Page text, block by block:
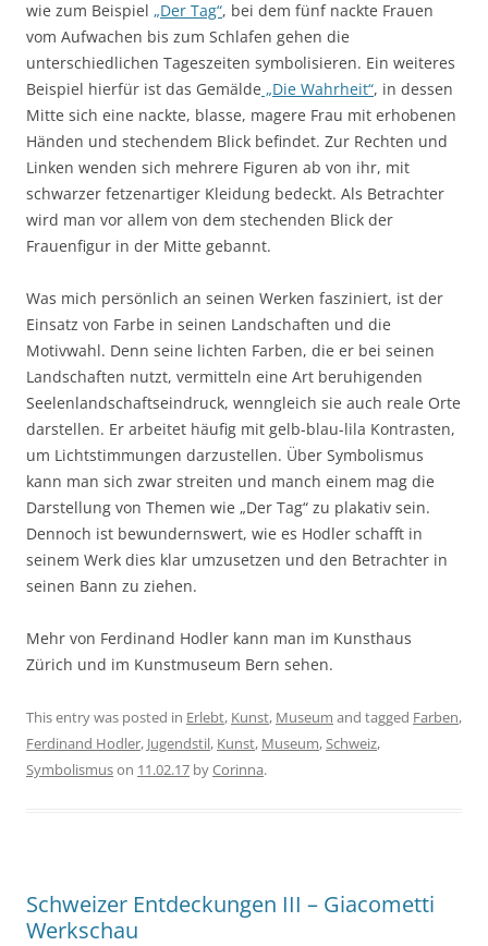
wie zum Beispiel „Der Tag“, bei dem fünf nackte Frauen
vom Aufwachen bis zum Schlafen gehen die
unterschiedlichen Tageszeiten symbolisieren. Ein weiteres
Beispiel hierfür ist das Gemälde „Die Wahrheit“, in dessen
Mitte sich eine nackte, blasse, magere Frau mit erhobenen
Händen und stechendem Blick befindet. Zur Rechten und
Linken wenden sich mehrere Figuren ab von ihr, mit
schwarzer fetzenartiger Kleidung bedeckt. Als Betrachter
wird man vor allem von dem stechenden Blick der
Frauenfigur in der Mitte gebannt.
Was mich persönlich an seinen Werken fasziniert, ist der
Einsatz von Farbe in seinen Landschaften und die
Motivwahl. Denn seine lichten Farben, die er bei seinen
Landschaften nutzt, vermitteln eine Art beruhigenden
Seelenlandschaftseindruck, wenngleich sie auch reale Orte
darstellen. Er arbeitet häufig mit gelb-blau-lila Kontrasten,
um Lichtstimmungen darzustellen. Über Symbolismus
kann man sich zwar streiten und manch einem mag die
Darstellung von Themen wie „Der Tag“ zu plakativ sein.
Dennoch ist bewundernswert, wie es Hodler schafft in
seinem Werk dies klar umzusetzen und den Betrachter in
seinen Bann zu ziehen.
Mehr von Ferdinand Hodler kann man im Kunsthaus
Zürich und im Kunstmuseum Bern sehen.
This entry was posted in Erlebt, Kunst, Museum and tagged Farben,
Ferdinand Hodler, Jugendstil, Kunst, Museum,Schweiz,
Symbolismuson 11.02.17 byCorinna.
Schweizer Entdeckungen III – Giacometti
Werkschau